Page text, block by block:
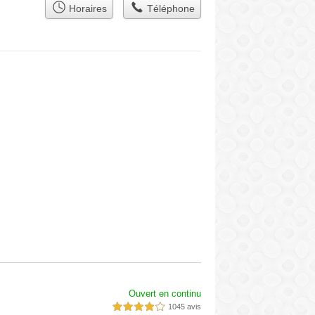
Horaires Téléphone
Ouvert en continu
4,0 étoiles sur 5 1045 avis